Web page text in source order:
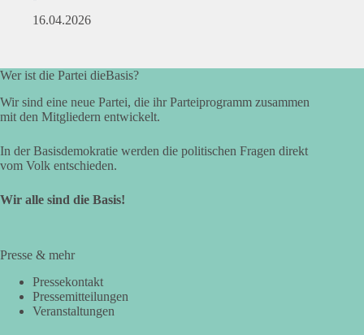
16.04.2026
Wer ist die Partei dieBasis?
Wir sind eine neue Partei, die ihr Parteiprogramm zusammen
mit den Mitgliedern entwickelt.
In der Basisdemokratie werden die politischen Fragen direkt
vom Volk entschieden.
Wir alle sind die Basis!
Presse & mehr
Pressekontakt
Pressemitteilungen
Veranstaltungen